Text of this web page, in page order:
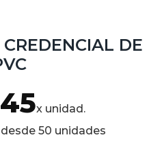
DE
x unidad.
50 unidades